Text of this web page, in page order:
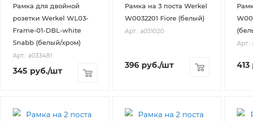
Рамка для двойной
розетки Werkel WL03-
Frame-01-DBL-white
Snabb (белый/хром)
Арт.: a033481
345 руб./шт
Рамка на 3 поста Werkel
W0032201 Fiore (белый)
Арт.: a051020
396 руб./шт
Арт.:
413